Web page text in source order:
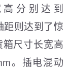
分别达到
则达到了惊
尺寸长宽高
。插电混动